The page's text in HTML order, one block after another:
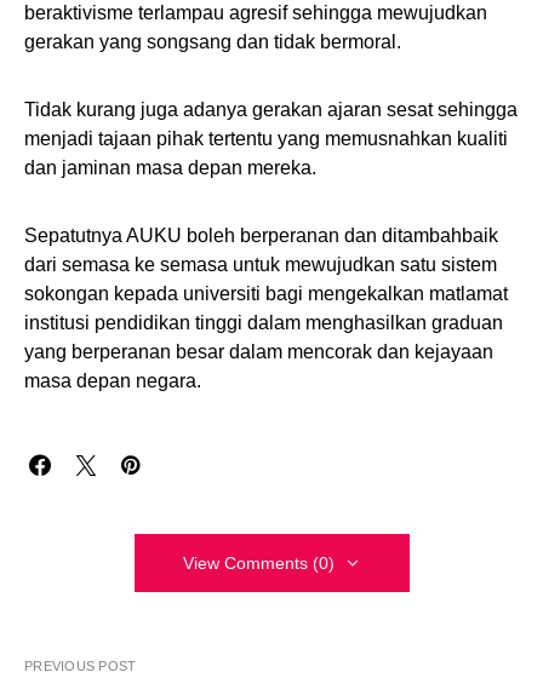
beraktivisme terlampau agresif sehingga mewujudkan
gerakan yang songsang dan tidak bermoral.
Tidak kurang juga adanya gerakan ajaran sesat sehingga
menjadi tajaan pihak tertentu yang memusnahkan kualiti
dan jaminan masa depan mereka.
Sepatutnya AUKU boleh berperanan dan ditambahbaik
dari semasa ke semasa untuk mewujudkan satu sistem
sokongan kepada universiti bagi mengekalkan matlamat
institusi pendidikan tinggi dalam menghasilkan graduan
yang berperanan besar dalam mencorak dan kejayaan
masa depan negara.
View Comments (0)
PREVIOUS POST